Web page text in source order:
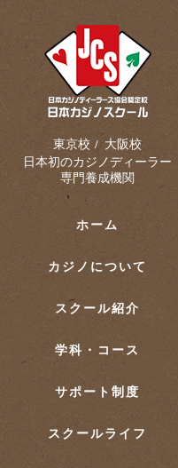
東京校 / 大阪校
日本初のカジノディーラー
専門養成機関
ホーム
カジノについて
スクール紹介
学科・コース
サポート制度
スクールライフ